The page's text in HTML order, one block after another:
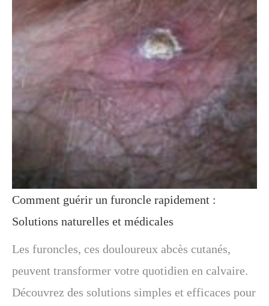
Comment guérir un furoncle rapidement :
Solutions naturelles et médicales
Les furoncles, ces douloureux abcès cutanés,
peuvent transformer votre quotidien en calvaire.
Découvrez des solutions simples et efficaces pour